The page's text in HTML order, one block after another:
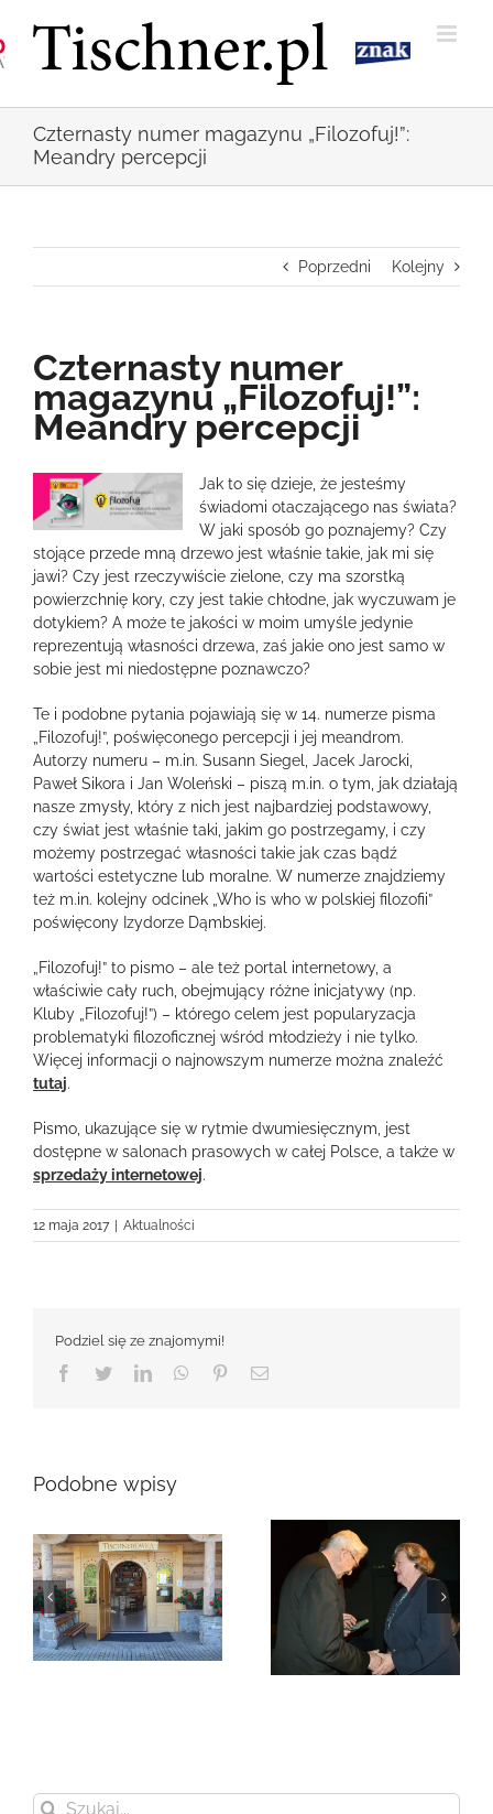
zawartości
Czternasty numer magazynu „Filozofuj!”:
Meandry percepcji
Poprzedni Kolejny
Czternasty numer
magazynu „Filozofuj!”:
Meandry percepcji
Pokaż
większy
obrazek
Jak to się dzieje, że jesteśmy
świadomi otaczającego nas świata?
W jaki sposób go poznajemy? Czy
stojące przede mną drzewo jest właśnie takie, jak mi się
jawi? Czy jest rzeczywiście zielone, czy ma szorstką
powierzchnię kory, czy jest takie chłodne, jak wyczuwam je
dotykiem? A może te jakości w moim umyśle jedynie
reprezentują własności drzewa, zaś jakie ono jest samo w
sobie jest mi niedostępne poznawczo?
Te i podobne pytania pojawiają się w 14. numerze pisma
„Filozofuj!”, poświęconego percepcji i jej meandrom.
Autorzy numeru – m.in. Susann Siegel, Jacek Jarocki,
Paweł Sikora i Jan Woleński – piszą m.in. o tym, jak działają
nasze zmysły, który z nich jest najbardziej podstawowy,
czy świat jest właśnie taki, jakim go postrzegamy, i czy
możemy postrzegać własności takie jak czas bądź
wartości estetyczne lub moralne. W numerze znajdziemy
też m.in. kolejny odcinek „Who is who w polskiej filozofii”
poświęcony Izydorze Dąmbskiej.
„Filozofuj!” to pismo – ale też portal internetowy, a
właściwie cały ruch, obejmujący różne inicjatywy (np.
Kluby „Filozofuj!”) – którego celem jest popularyzacja
problematyki filozoficznej wśród młodzieży i nie tylko.
Więcej informacji o najnowszym numerze można znaleźć
tutaj.
Pismo, ukazujące się w rytmie dwumiesięcznym, jest
dostępne w salonach prasowych w całej Polsce, a także w
sprzedaży internetowej.
12 maja 2017 Aktualności
Podziel się ze znajomymi!
Facebook
TwitterLinkedInWhatsApp
PinterestEmail
Podobne wpisy
Zmarła Genowefa
Sikora
Zmarła Wanda
Czubernatowa
Szukaj